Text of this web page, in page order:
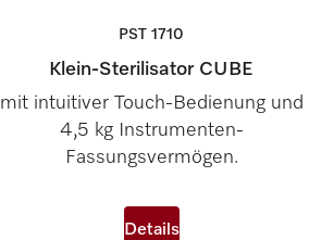
PST 1710
Klein-Sterilisator CUBE
mit intuitiver Touch-Bedienung und
4,5 kg Instrumenten-
Fassungsvermögen.
Details